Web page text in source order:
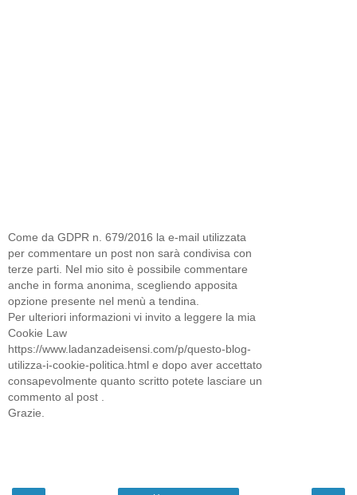
Come da GDPR n. 679/2016 la e-mail utilizzata
per commentare un post non sarà condivisa con
terze parti. Nel mio sito è possibile commentare
anche in forma anonima, scegliendo apposita
opzione presente nel menù a tendina.
Per ulteriori informazioni vi invito a leggere la mia
Cookie Law
https://www.ladanzadeisensi.com/p/questo-blog-
utilizza-i-cookie-politica.html e dopo aver accettato
consapevolmente quanto scritto potete lasciare un
commento al post .
Grazie.